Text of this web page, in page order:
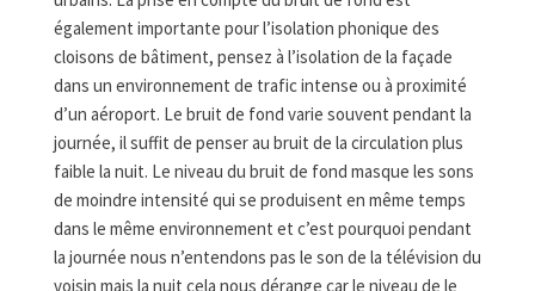
également importante pour l’isolation phonique des
cloisons de bâtiment, pensez à l’isolation de la façade
dans un environnement de trafic intense ou à proximité
d’un aéroport. Le bruit de fond varie souvent pendant la
journée, il suffit de penser au bruit de la circulation plus
faible la nuit. Le niveau du bruit de fond masque les sons
de moindre intensité qui se produisent en même temps
dans le même environnement et c’est pourquoi pendant
la journée nous n’entendons pas le son de la télévision du
voisin mais la nuit cela nous dérange car le niveau de le